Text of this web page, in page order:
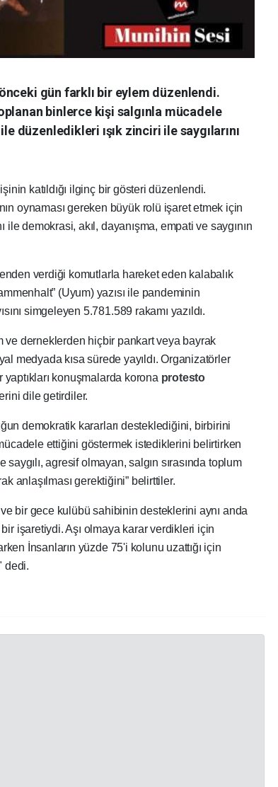
önceki gün farklı bir eylem düzenlendi.
binlerce kişi salgınla mücadele
düzenledikleri ışık zinciri ile saygılarını
katıldığı ilginç bir gösteri düzenlendi.
oynaması gereken büyük rolü işaret etmek için
demokrasi, akıl, dayanışma, empati ve saygının
verdiği komutlarla hareket eden kalabalık
(Uyum) yazısı ile pandeminin
simgeleyen 5.781.589 rakamı yazıldı.
ve derneklerden hiçbir pankart veya bayrak
medyada kısa sürede yayıldı. Organizatörler
konuşmalarda korona protesto
dile getirdiler.
demokratik kararları desteklediğini, birbirini
ettiğini göstermek istediklerini belirtirken
agresif olmayan, salgın sırasında toplum
anlaşılması gerektiğini” belirttiler.
bir gece kulübü sahibinin desteklerini aynı anda
işaretiydi. Aşı olmaya karar verdikleri için
İnsanların yüzde 75'i kolunu uzattığı için
dedi.